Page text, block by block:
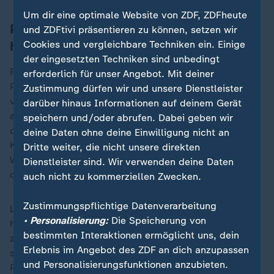
PEN: Florida ist Bundesstaat mit
höchsten Restriktionen
Florida ist nicht der einzige Staat, der es
Privatpersonen und teils auch Organisationen
verbietet, Bücher ins Gefängnis zu schicken. Auch in
anderen Staaten ist es verboten. Hintergrund ist meist
die Sorge vor Drogenschmuggel mit den Büchern.
Kritiker sagen: Die Drogen finden meist einen anderen
Weg, aber die Bücher und die Information haben es
dann wesentlich schwerer.
Laut einerAnalyse der Organisation PEN America
haben die Einschränkungen seit 2015 stark
zugenommen - von 30 Prozent Gefängnissen, die nur
sehr eingeschränkt Bücher annehmen damals, auf 84
Prozent im Jahr 2023. Moria Marquis hat für PEN
Um dir eine optimale Website von ZDF, ZDFheute
und ZDFtivi präsentieren zu können, setzen wir
Cookies und vergleichbare Techniken ein. Einige
der eingesetzten Techniken sind unbedingt
erforderlich für unser Angebot. Mit deiner
Zustimmung dürfen wir und unsere Dienstleister
darüber hinaus Informationen auf deinem Gerät
speichern und/oder abrufen. Dabei geben wir
deine Daten ohne deine Einwilligung nicht an
Dritte weiter, die nicht unsere direkten
Dienstleister sind. Wir verwenden deine Daten
auch nicht zu kommerziellen Zwecken.
Zustimmungspflichtige Datenverarbeitung
• Personalisierung:Die Speicherung von
bestimmten Interaktionen ermöglicht uns, dein
Erlebnis im Angebot des ZDF an dich anzupassen
und Personalisierungsfunktionen anzubieten.